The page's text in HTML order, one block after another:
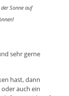
Sonne auf
sehr gerne
hast, dann
auch ein